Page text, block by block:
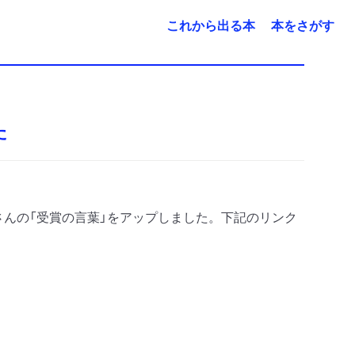
これから出る本 本をさがす
の「受賞の言葉」をアップしました。下記のリンク